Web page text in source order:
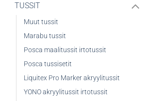
TUSSIT
Muut tussit
Marabu tussit
Posca maalitussit irtotussit
Posca tussisetit
Liquitex Pro Marker akryylitussit
YONO akryylitussit irtotussit